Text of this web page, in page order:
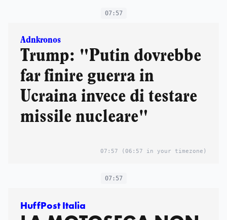
07:57
Adnkronos
Trump: "Putin dovrebbe
far finire guerra in
Ucraina invece di testare
missile nucleare"
07:57 (06:57 in your timezone)
07:57
HuffPost Italia